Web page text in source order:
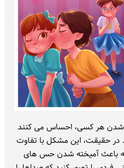
شدن هر کسی، احساس می کنند
حقیقت، این مشکل با تفاوت
باعث آمیخته شدن حس های